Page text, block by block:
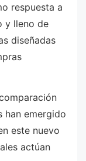
respuesta a
y lleno de
diseñadas
han emergido
este nuevo
actúan